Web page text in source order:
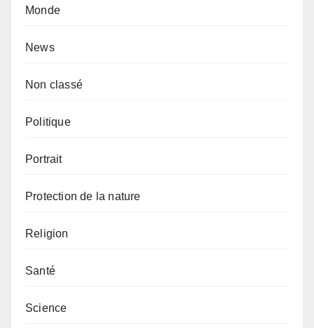
Monde
News
Non classé
Politique
Portrait
Protection de la nature
Religion
Santé
Science